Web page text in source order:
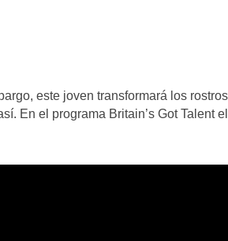
este joven transformará los
En el programa Britain’s Got Talent